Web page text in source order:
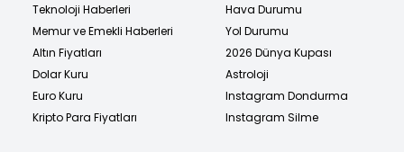
Teknoloji Haberleri
Memur ve Emekli Haberleri
Altın Fiyatları
Dolar Kuru
Euro Kuru
Kripto Para Fiyatları
Hava Durumu
Yol Durumu
2026 Dünya Kupası
Astroloji
Instagram Dondurma
Instagram Silme